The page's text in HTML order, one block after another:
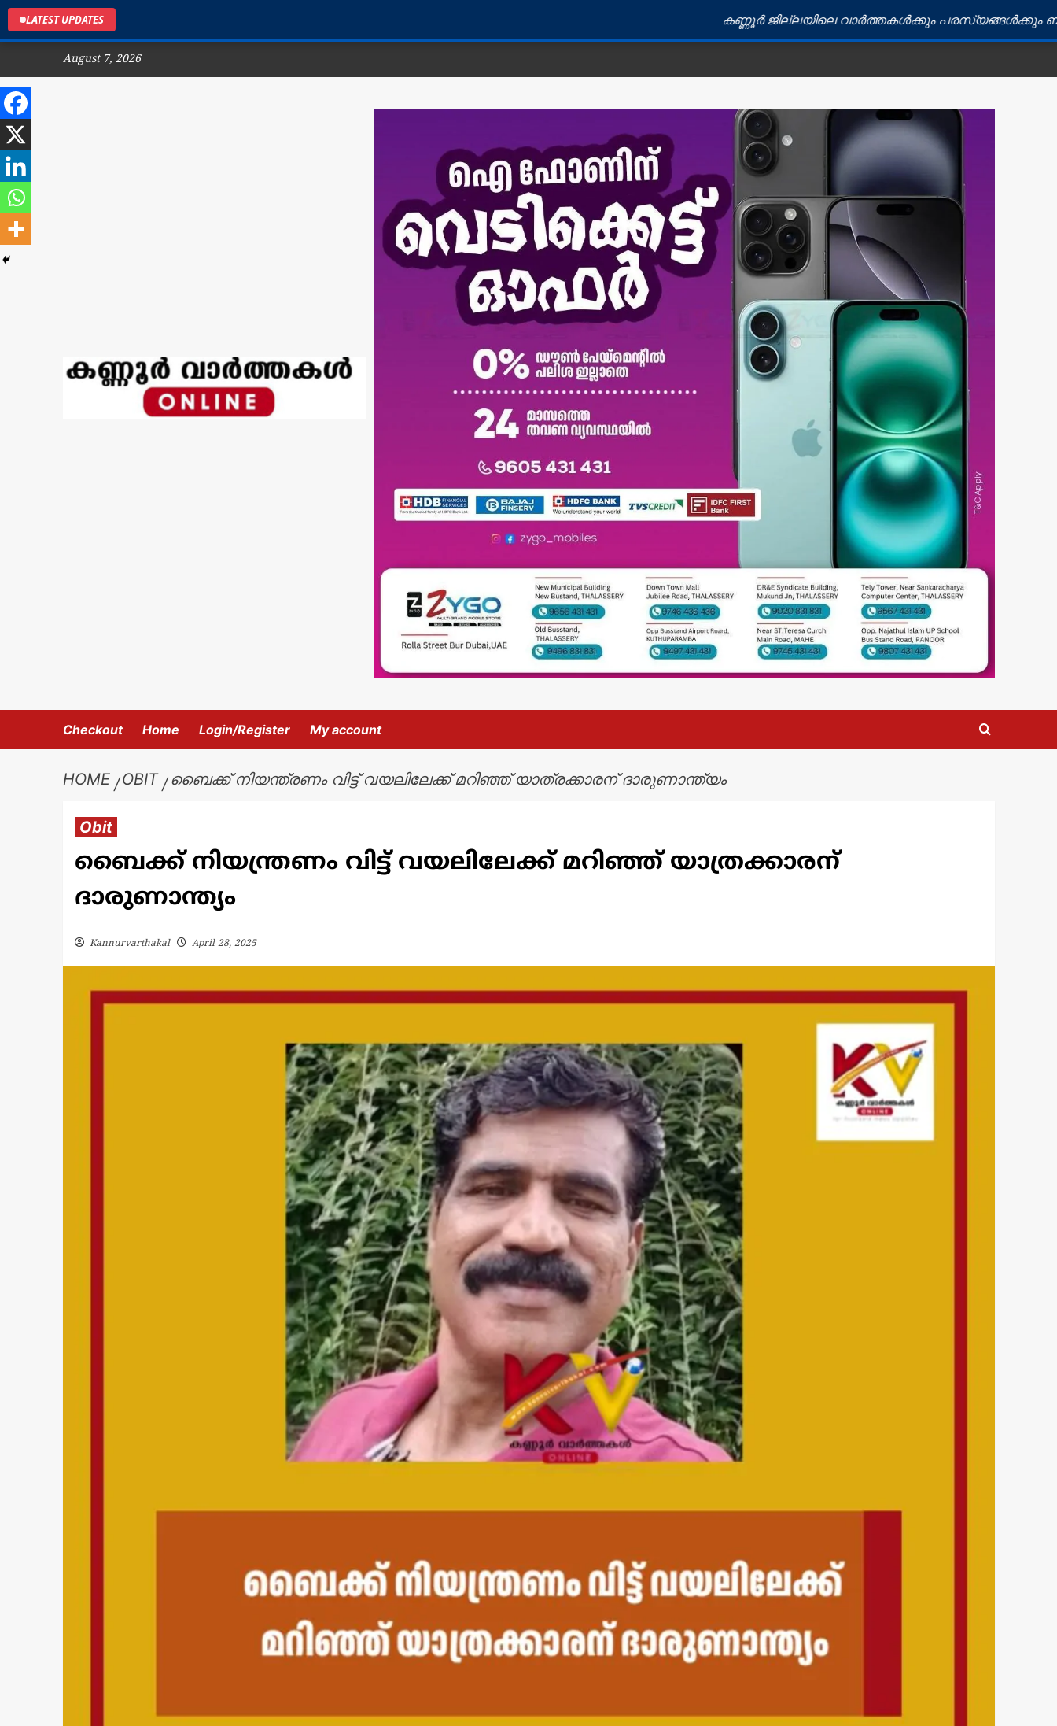
LATEST UPDATES കണ്ണൂർ ജില്ലയിലെ വാർത്തകൾക്കും പരസ്യങ്ങൾക്കും ബന്ധപ്പെടുക:
August 7, 2026
Checkout Home Login/Register My account
HOME OBIT ബൈക്ക് നിയന്ത്രണം വിട്ട് വയലിലേക്ക് മറിഞ്ഞ് യാത്രക്കാരന് ദാരുണാന്ത്യം
Obit
ബൈക്ക് നിയന്ത്രണം വിട്ട് വയലിലേക്ക് മറിഞ്ഞ് യാത്രക്കാരന്
ദാരുണാന്ത്യം
Kannurvarthakal April 28, 2025